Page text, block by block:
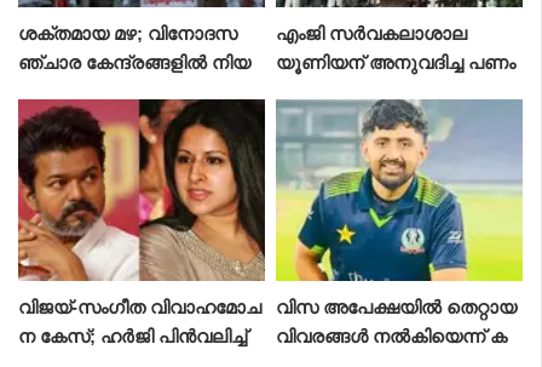
ശക്തമായ മഴ; വിനോദസ
ഞ്ചാര കേന്ദ്രങ്ങളിൽ നിയ
ജാഗ്രതാ നിർദേശം
എംജി സർവകലാശാല
യൂണിയന് അനുവദിച്ച പണം
വിന് ഹൈക്കോടതി സ്റ്റേ
വിജയ്‌-സംഗീത വിവാഹമോച
ന കേസ്; ഹർജി പിൻവലിച്ച്
വിസ അപേക്ഷയിൽ തെറ്റായ
വിവരങ്ങൾ നൽകിയെന്ന് ക